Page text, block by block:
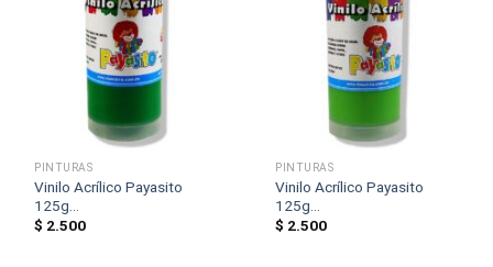
PINTURAS
Vinilo Acrílico Payasito
125g...
$ 2.500
PINTURAS
Vinilo Acrílico Payasito
125g...
$ 2.500